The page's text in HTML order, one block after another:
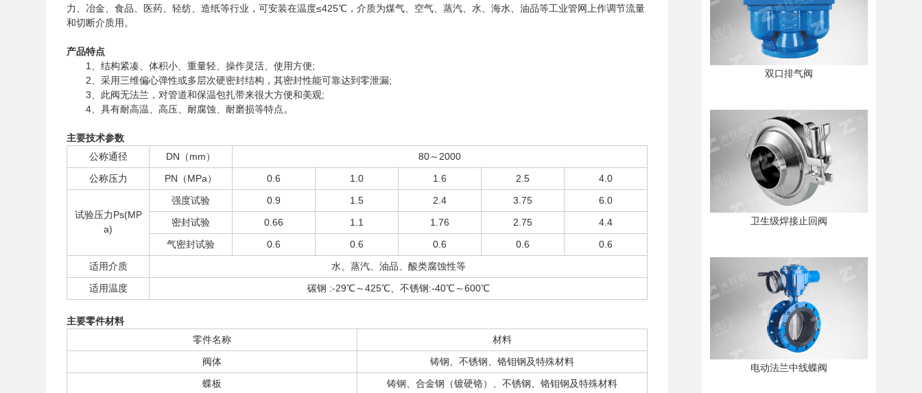
力、冶金、食品、医药、轻纺、造纸等行业，可安装在温度≤425℃，介质为煤气、空气、蒸汽、水、海水、油品等工业管网上作调节流量
和切断介质用。
产品特点
1、结构紧凑、体积小、重量轻、操作灵活、使用方便;
2、采用三维偏心弹性或多层次硬密封结构，其密封性能可靠达到零泄漏;
3、此阀无法兰，对管道和保温包扎带来很大方便和美观;
4、具有耐高温、高压、耐腐蚀、耐磨损等特点。
主要技术参数
公称通径
DN（mm）
80～2000
公称压力
PN（MPa） 0.6 1.0 1.6 2.5 4.0
试验压力Ps(MP
a)
强度试验 0.9 1.5 2.4 3.75
6.0
密封试验
0.66 1.1 1.76 2.75
4.4
气密封试验
0.6 0.6 0.6 0.6
0.6
适用介质
水、蒸汽、油品、酸类腐蚀性等
适用温度
碳钢 :-29℃～425℃、不锈钢:-40℃～600℃
主要零件材料
零件名称
材料
阀体
铸钢、不锈钢、铬钼钢及特殊材料
蝶板
铸钢、合金钢（镀硬铬）、不锈钢、铬钼钢及特殊材料
双口排气阀
卫生级焊接止回阀
电动法兰中线蝶阀